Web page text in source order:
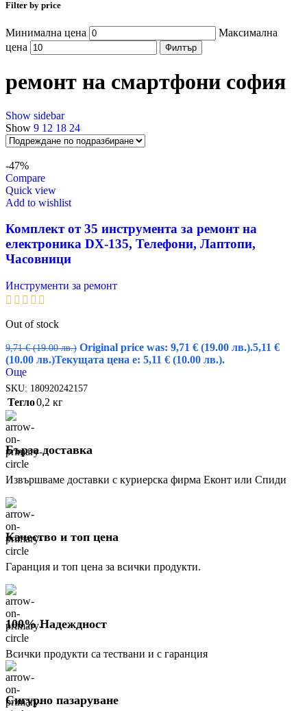
Filter by price
Минимална цена
Максимална
цена
Филтър
ремонт на смартфони софия
Show sidebar
Show 9 12 18 24
-47%
Compare
Quick view
Add to wishlist
Комплект от 35 инструмента за ремонт на
електроника DX-135, Телефони, Лаптопи,
Часовници
Инструменти за ремонт
Out of stock
9,71€ (19.00 лв.) Original price was: 9,71 € (19.00 лв.).5,11 €
(10.00 лв.)Текущата цена е: 5,11 € (10.00 лв.).
Още
SKU: 180920242157
Тегло0,2 кг
Бърза доставка
Извършваме доставки с куриерска фирма Еконт или Спиди
Качество и топ цена
Гаранция и топ цена за всички продукти.
100% Надеждност
Всички продукти са тествани и с гаранция
Сигурно пазаруване